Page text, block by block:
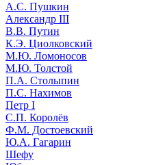
А.С. Пушкин
Александр III
В.В. Путин
К.Э. Циолковский
М.Ю. Ломоносов
М.Ю. Толстой
П.А. Столыпин
П.С. Нахимов
Петр I
С.П. Королёв
Ф.М. Достоевский
Ю.А. Гагарин
Шефу